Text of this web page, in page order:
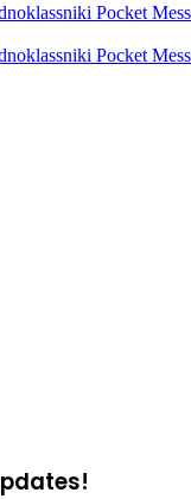
Pocket
Pocket